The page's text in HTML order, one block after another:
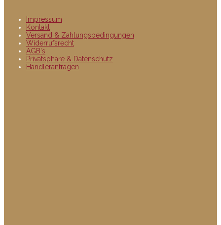
Impressum
Kontakt
Versand & Zahlungsbedingungen
Widerrufsrecht
AGB's
Privatsphäre & Datenschutz
Händleranfragen